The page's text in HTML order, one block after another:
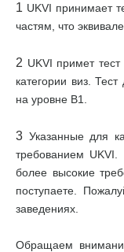
1 UKVI принимает
частям, что
2 UKVI примет
категории виз.
на уровне В1.
3 Указанные для
требованием UKVI.
более высокие
поступаете.
заведениях.
Обращаем